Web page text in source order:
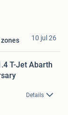
10 jul 26
T-Jet Abarth
Details